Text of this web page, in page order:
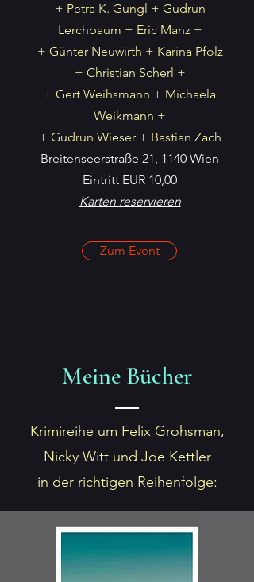
+ Petra K. Gungl + Gudrun
Lerchbaum + Eric Manz +
+ Günter Neuwirth + Karina Pfolz
+ Christian Scherl +
+ Gert Weihsmann + Michaela
Weikmann +
+ Gudrun Wieser + Bastian Zach
Breitenseerstraße 21, 1140 Wien
Eintritt EUR 10,00
Karten reservieren
Zum Event
Meine Bücher
Krimireihe um Felix Grohsman,
Nicky Witt und Joe Kettler
in der richtigen Reihenfolge: